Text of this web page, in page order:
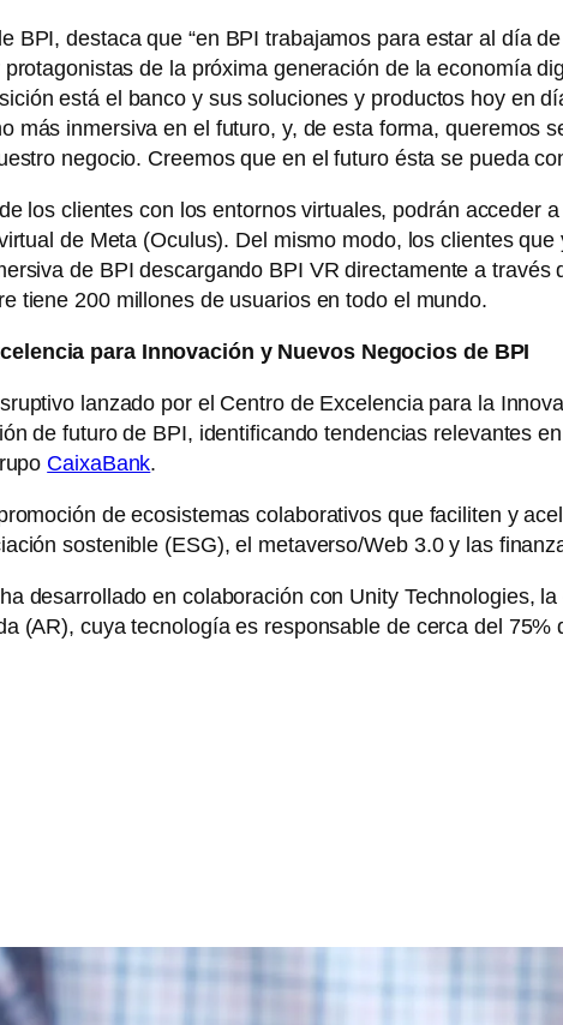
BPI, destaca que “en BPI trabajamos para estar al día
de la próxima generación de la economía
está el banco y sus soluciones y productos hoy en
más inmersiva en el futuro, y, de esta forma, queremos
negocio. Creemos que en el futuro ésta se pueda
los clientes con los entornos virtuales, podrán acceder
de Meta (Oculus). Del mismo modo, los clientes
de BPI descargando BPI VR directamente a
tiene 200 millones de usuarios en todo el mundo.
para Innovación y Nuevos Negocios de BPI
lanzado por el Centro de Excelencia para la
de futuro de BPI, identificando tendencias relevantes
CaixaBank.
de ecosistemas colaborativos que faciliten y
sostenible (ESG), el metaverso/Web 3.0 y las
desarrollado en colaboración con Unity Technologies,
(AR), cuya tecnología es responsable de cerca del